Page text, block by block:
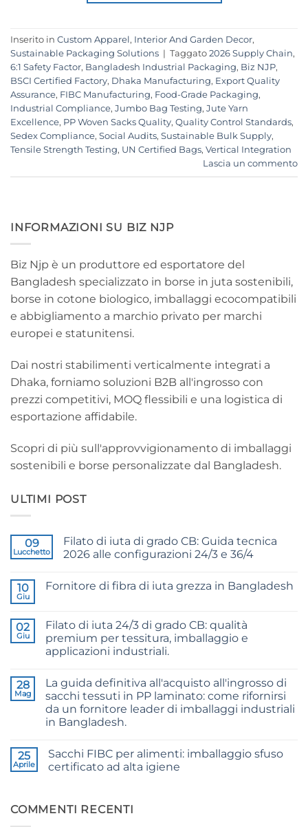
Inserito in Custom Apparel , Interior And Garden Decor,
Sustainable Packaging Solutions | Taggato 2026 Supply Chain,
6:1 Safety Factor, Bangladesh Industrial Packaging, Biz NJP,
BSCI Certified Factory, Dhaka Manufacturing, Export Quality
Assurance, FIBC Manufacturing, Food-Grade Packaging,
Industrial Compliance, Jumbo Bag Testing, Jute Yarn
Excellence, PP Woven Sacks Quality, Quality Control Standards,
Sedex Compliance, Social Audits, Sustainable Bulk Supply,
Tensile Strength Testing, UN Certified Bags, Vertical Integration
Lascia un commento
INFORMAZIONI SU BIZ NJP
Biz Njp è un produttore ed esportatore del
Bangladesh specializzato in borse in juta sostenibili,
borse in cotone biologico, imballaggi ecocompatibili
e abbigliamento a marchio privato per marchi
europei e statunitensi.
Dai nostri stabilimenti verticalmente integrati a
Dhaka, forniamo soluzioni B2B all'ingrosso con
prezzi competitivi, MOQ flessibili e una logistica di
esportazione affidabile.
Scopri di più sull'approvvigionamento di imballaggi
sostenibili e borse personalizzate dal Bangladesh.
ULTIMI POST
09
Lucchetto
Filato di iuta di grado CB: Guida tecnica
2026 alle configurazioni 24/3 e 36/4
su
Yarn:
The
Technical
2026
Guide
and
36/4
Configurations
10
Giu
Fornitore di fibra di iuta grezza in Bangladesh
Raw
Jute
Fibre
Supplier
02
Giu
Filato di iuta 24/3 di grado CB: qualità
premium per tessitura, imballaggio e
applicazioni industriali.
24/3
CB
Grade
Jute
Yarn:
for
Weaving,
Packaging
28
Mag
La guida definitiva all'acquisto all'ingrosso di
sacchi tessuti in PP laminato: come rifornirsi
da un fornitore leader di imballaggi industriali
in Bangladesh.
su
The
Ultimate
PP
Woven
25
Aprile
Sacchi FIBC per alimenti: imballaggio sfuso
certificato ad alta igiene
Food
Grade
COMMENTI RECENTI